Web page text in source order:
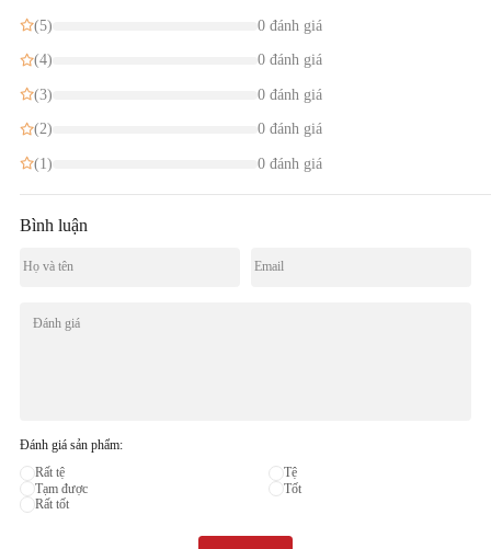
(5) 0 đánh giá
(4) 0 đánh giá
(3) 0 đánh giá
(2) 0 đánh giá
(1) 0 đánh giá
Bình luận
Đánh giá sản phẩm:
Rất tệ
Tệ
Tạm được
Tốt
Rất tốt